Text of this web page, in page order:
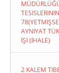
AYNIYAT
İŞI (İHALE)
2 KALEM